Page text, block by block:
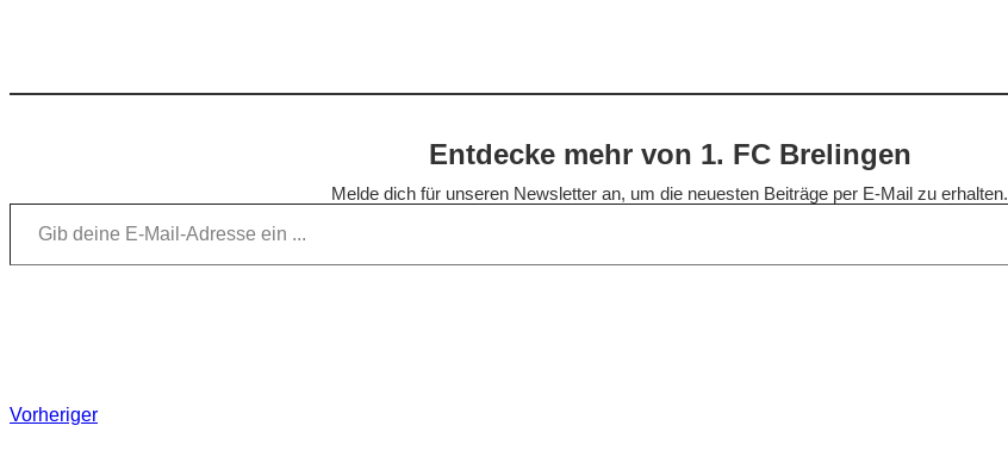
Entdecke mehr von 1. FC Brelingen
Melde dich für unseren Newsletter an, um die neuesten Beiträge per E-Mail zu erhalten.
Gib deine E-Mail-Adresse ein …
Vorheriger